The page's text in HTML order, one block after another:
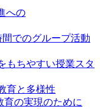
への
でのグループ活動
もちやすい授業スタ
育と多様性
育の実現のために